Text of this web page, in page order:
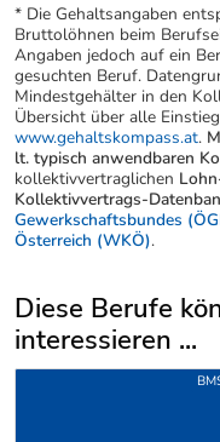
* Die Gehaltsangaben
Bruttolöhnen beim
Angaben jedoch auf ein
gesuchten Beruf.
Mindestgehälter in den
Übersicht über alle
www.gehaltskompass.at.
lt. typisch anwendbaren
kollektivvertraglichen
Kollektivvertrags-
Gewerkschaftsbundes
Österreich (WKÖ).
Diese Berufe
interessieren ...
Uber weitere